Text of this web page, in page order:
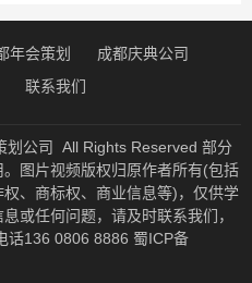
年会策划
成都庆典公司
联系我们
划公司 All Rights Reserved 部分
图片视频版权归原作者所有(包括
、商标权、商业信息等)，仅供学
或任何问题，请及时联系我们，
话136 0806 8886 蜀ICP备